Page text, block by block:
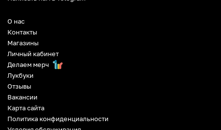
О нас
Контакты
Магазины
Личный кабинет
Делаем мерч
Лукбуки
Отзывы
Вакансии
Карта сайта
Политика конфиденциальности